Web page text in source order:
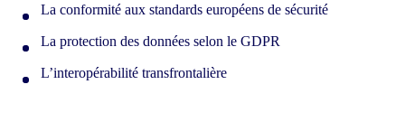
La conformité aux standards européens de sécurité
La protection des données selon le GDPR
L’interopérabilité transfrontalière